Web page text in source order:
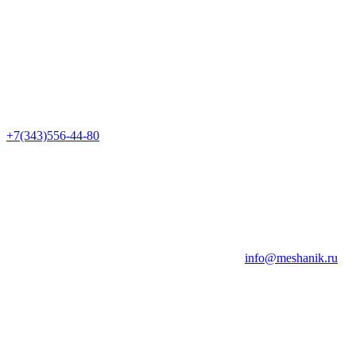
+7(343)556-44-80
info@meshanik.ru